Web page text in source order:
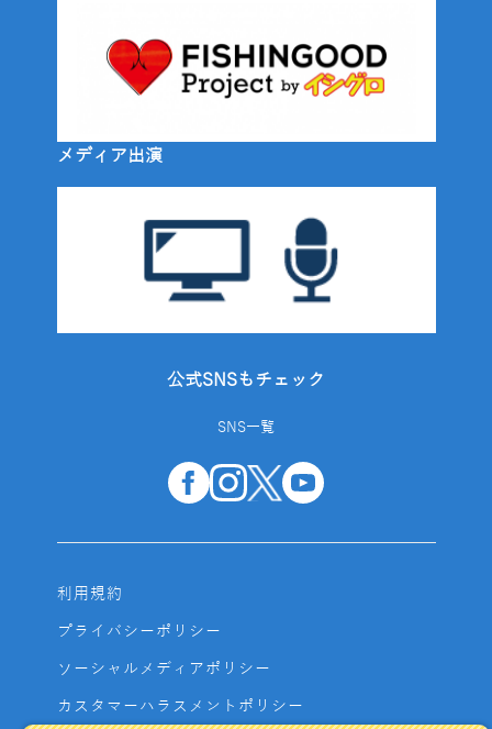
メディア出演
公式SNSもチェック
SNS一覧
利用規約
プライバシーポリシー
ソーシャルメディアポリシー
カスタマーハラスメントポリシー